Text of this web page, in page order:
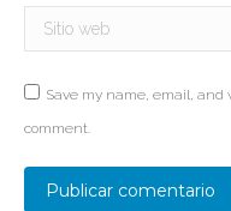
Sitio web
Save my name, email,
comment.
Publicar comentario